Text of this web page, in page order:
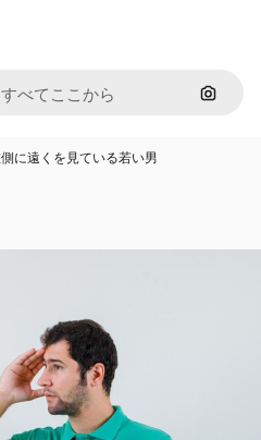
画像で
に遠くを見ている若い男